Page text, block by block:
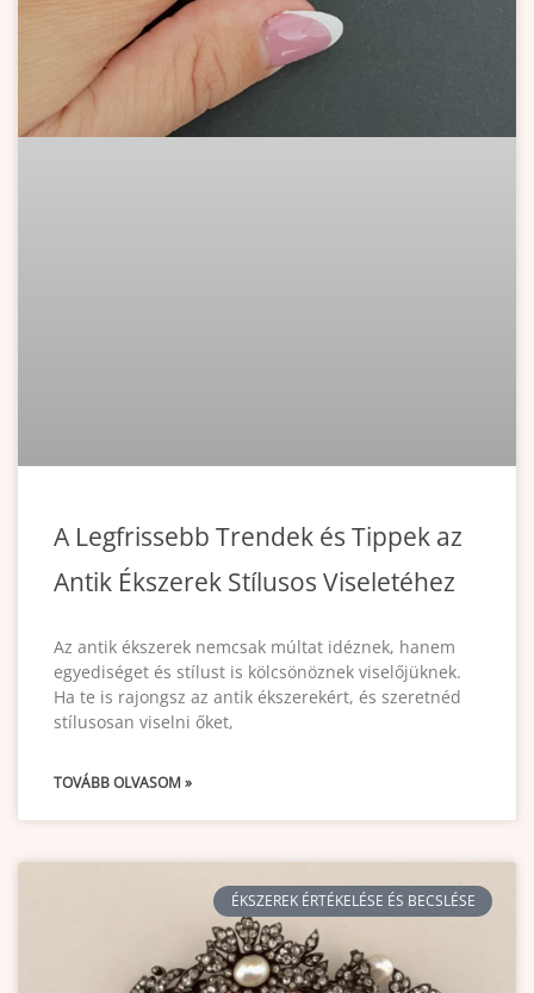
A Legfrissebb Trendek és Tippek az
Antik Ékszerek Stílusos Viseletéhez
Az antik ékszerek nemcsak múltat idéznek, hanem
egyediséget és stílust is kölcsönöznek viselőjüknek.
Ha te is rajongsz az antik ékszerekért, és szeretnéd
stílusosan viselni őket,
TOVÁBB OLVASOM »
ÉKSZEREK ÉRTÉKELÉSE ÉS BECSLÉSE